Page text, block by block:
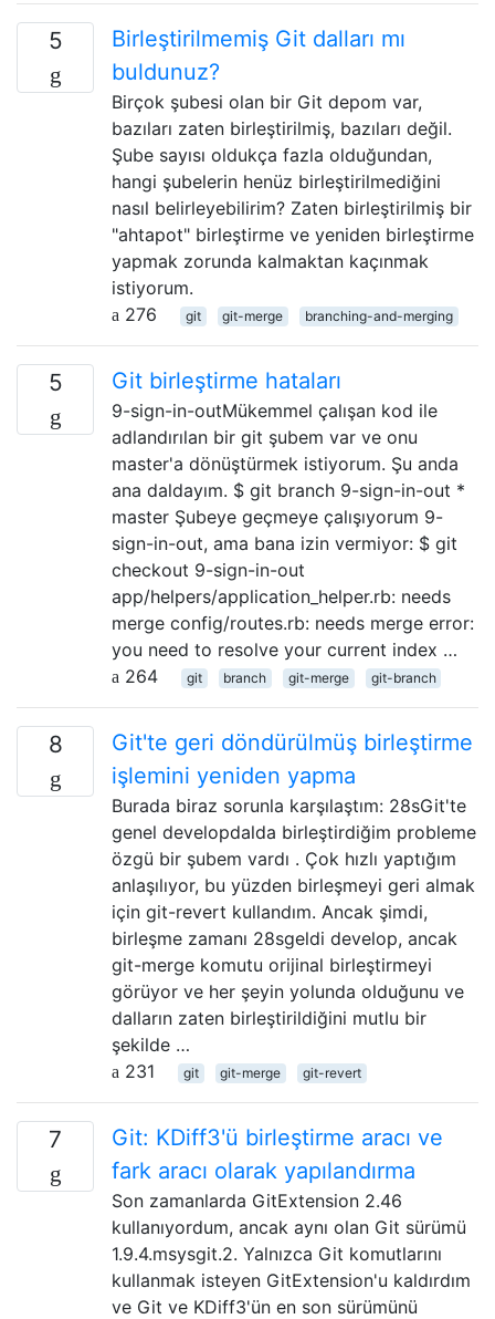
5
Birleştirilmemiş Git dalları mı
buldunuz?
Birçok şubesi olan bir Git depom var,
bazıları zaten birleştirilmiş, bazıları değil.
Şube sayısı oldukça fazla olduğundan,
hangi şubelerin henüz birleştirilmediğini
nasıl belirleyebilirim? Zaten birleştirilmiş bir
"ahtapot" birleştirme ve yeniden birleştirme
yapmak zorunda kalmaktan kaçınmak
istiyorum.
276
git git-merge branching-and-merging
5 Git birleştirme hataları
9-sign-in-outMükemmel çalışan kod ile
adlandırılan bir git şubem var ve onu
master'a dönüştürmek istiyorum. Şu anda
ana daldayım. $ git branch 9-sign-in-out *
master Şubeye geçmeye çalışıyorum 9-
sign-in-out, ama bana izin vermiyor: $ git
checkout 9-sign-in-out
app/helpers/application_helper.rb: needs
merge config/routes.rb: needs merge error:
you need to resolve your current index …
264
git branch git-merge git-branch
8
Git'te geri döndürülmüş birleştirme
işlemini yeniden yapma
Burada biraz sorunla karşılaştım: 28sGit'te
genel developdalda birleştirdiğim probleme
özgü bir şubem vardı . Çok hızlı yaptığım
anlaşılıyor, bu yüzden birleşmeyi geri almak
için git-revert kullandım. Ancak şimdi,
birleşme zamanı 28sgeldi develop, ancak
git-merge komutu orijinal birleştirmeyi
görüyor ve her şeyin yolunda olduğunu ve
dalların zaten birleştirildiğini mutlu bir
şekilde …
231
git git-merge git-revert
7
Git: KDiff3'ü birleştirme aracı ve
fark aracı olarak yapılandırma
Son zamanlarda GitExtension 2.46
kullanıyordum, ancak aynı olan Git sürümü
1.9.4.msysgit.2. Yalnızca Git komutlarını
kullanmak isteyen GitExtension'u kaldırdım
ve Git ve KDiff3'ün en son sürümünü